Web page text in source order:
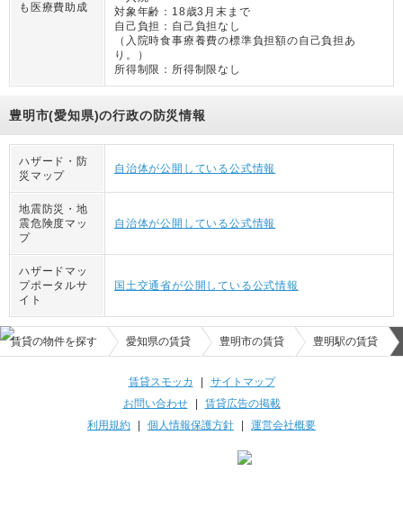
も医療費助成
対象年齢： 18歳3月末まで
自己負担： 自己負担なし
（ 入院時食事療養費の標準負担額の自己負担あ
り。
）
所得制限： 所得制限なし
豊明市(愛知県)の行政の防災情報
ハザード・防
災マップ
自治体が公開している公式情報
地震防災・地
震危険度マッ
プ
自治体が公開している公式情報
ハザードマッ
プポータルサ
イト
国土交通省が公開している公式情報
賃貸の物件を探す 愛知県の賃貸 豊明市の賃貸 豊明駅の賃貸
賃貸スモッカ | サイトマップ
お問い合わせ| 賃貸広告の掲載
利用規約 | 個人情報保護方針 | 運営会社概要